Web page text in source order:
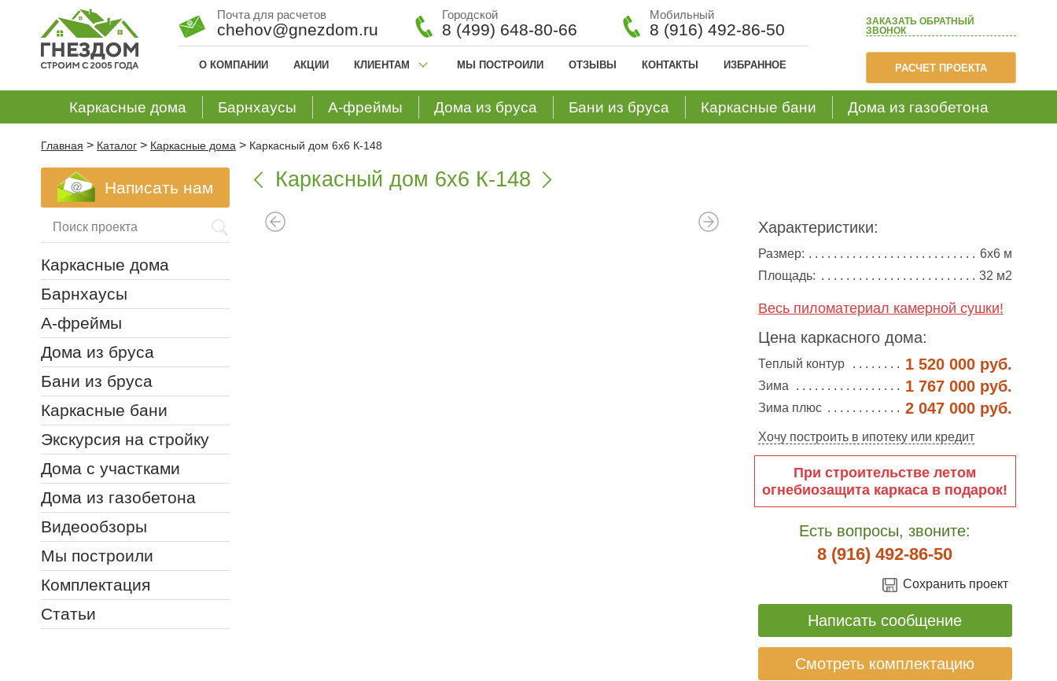
ЗАКАЗАТЬ ОБРАТНЫЙ
ЗВОНОК
РАСЧЕТ ПРОЕКТА
Почта для расчетов
chehov@gnezdom.ru
Городской
8 (499) 648-80-66
Мобильный
8 (916) 492-86-50
О КОМПАНИИ АКЦИИ КЛИЕНТАМ МЫ ПОСТРОИЛИ ОТЗЫВЫ КОНТАКТЫ ИЗБРАННОЕ
Каркасные дома Барнхаусы А-фреймы Дома из бруса Бани из бруса Каркасные бани Дома из газобетона
Главная > Каталог > Каркасные дома > Каркасный дом 6х6 К-148
 Каркасный дом 6х6 К-148 
Характеристики:
Размер:
6х6 м
Площадь:
32 м2
Весь пиломатериал камерной сушки!
Цена каркасного дома:
Теплый контур 1 520 000 руб.
Зима 1 767 000 руб.
Зима плюс 2 047 000 руб.
Хочу построить в ипотеку или кредит
При строительстве летом
огнебиозащита каркаса в подарок!
Есть вопросы, звоните:
8 (916) 492-86-50
Сохранить проект
Написать сообщение
Смотреть комплектацию
Написать нам
Каркасные дома
Барнхаусы
А-фреймы
Дома из бруса
Бани из бруса
Каркасные бани
Экскурсия на стройку
Дома с участками
Дома из газобетона
Видеообзоры
Мы построили
Комплектация
Статьи